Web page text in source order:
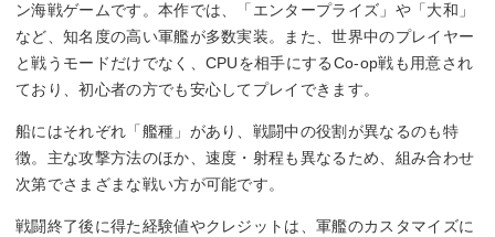
ン海戦ゲームです。本作では、「エンタープライズ」や「大和」
など、知名度の高い軍艦が多数実装。また、世界中のプレイヤー
と戦うモードだけでなく、CPUを相手にするCo-op戦も用意され
ており、初心者の方でも安心してプレイできます。
船にはそれぞれ「艦種」があり、戦闘中の役割が異なるのも特
徴。主な攻撃方法のほか、速度・射程も異なるため、組み合わせ
次第でさまざまな戦い方が可能です。
戦闘終了後に得た経験値やクレジットは、軍艦のカスタマイズに